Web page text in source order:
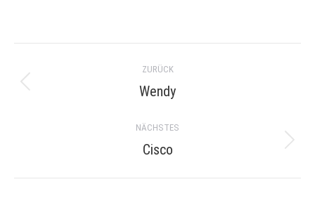
navigation
ZURÜCK
Previous
Wendy
NÄCHSTES
Next
Cisco